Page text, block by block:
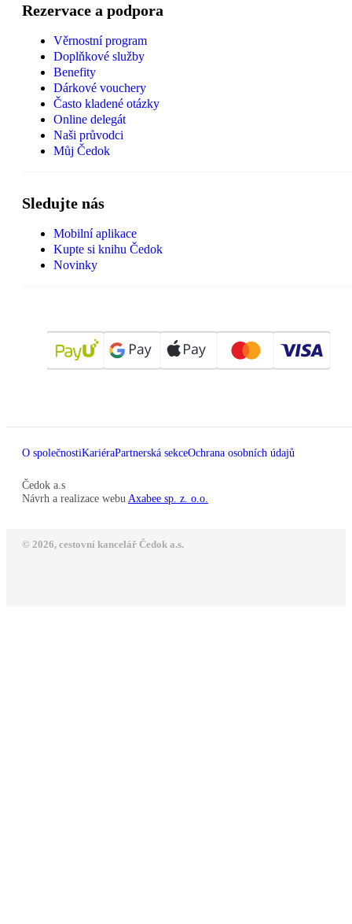
Rezervace a podpora
Věrnostní program
Doplňkové služby
Benefity
Dárkové vouchery
Často kladené otázky
Online delegát
Naši průvodci
Můj Čedok
Sledujte nás
Mobilní aplikace
Kupte si knihu Čedok
Novinky
O společnostiKariéraPartnerská sekceOchrana osobních údajů
Čedok a.s
Návrh a realizace webu Axabee sp. z. o.o.
© 2026, cestovní kancelář Čedok a.s.